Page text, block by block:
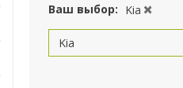
Ваш выбор: Kia